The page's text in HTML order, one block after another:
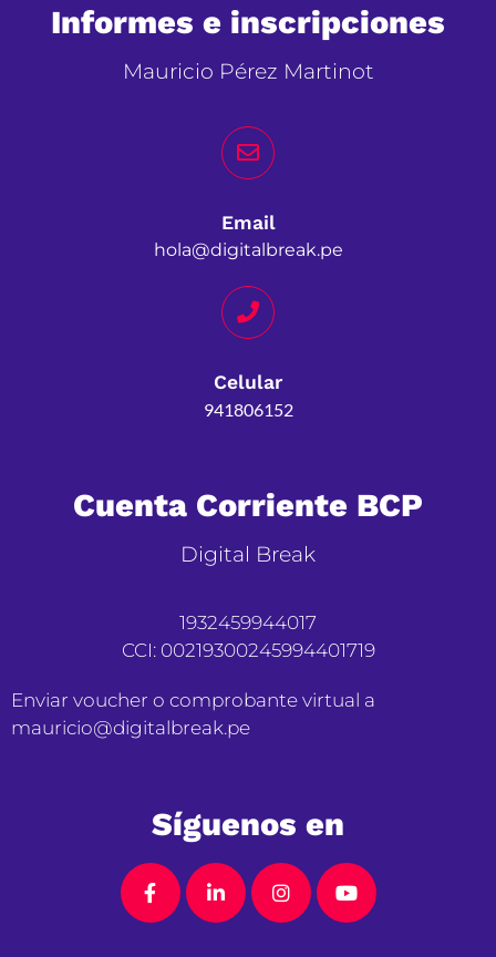
Informes e inscripciones
Mauricio Pérez Martinot
Email
hola@digitalbreak.pe
Celular
941806152
Cuenta Corriente BCP
Digital Break
1932459944017
CCI: 00219300245994401719
Enviar voucher o comprobante virtual a
mauricio@digitalbreak.pe
Síguenos en